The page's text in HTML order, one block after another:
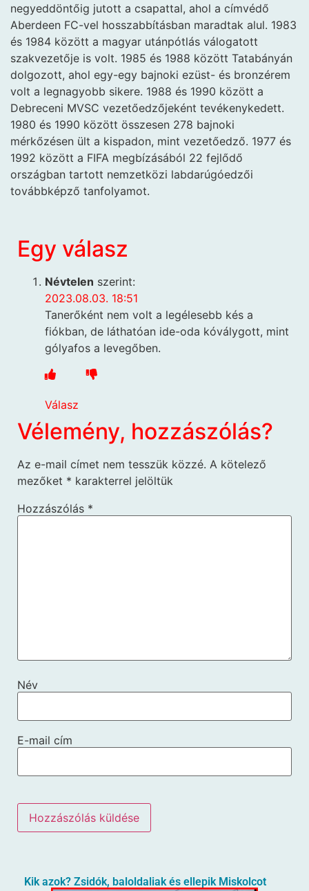
negyeddöntőig jutott a csapattal, ahol a címvédő
Aberdeen FC-vel hosszabbításban maradtak alul. 1983
és 1984 között a magyar utánpótlás válogatott
szakvezetője is volt. 1985 és 1988 között Tatabányán
dolgozott, ahol egy-egy bajnoki ezüst- és bronzérem
volt a legnagyobb sikere. 1988 és 1990 között a
Debreceni MVSC vezetőedzőjeként tevékenykedett.
1980 és 1990 között összesen 278 bajnoki
mérkőzésen ült a kispadon, mint vezetőedző. 1977 és
1992 között a FIFA megbízásából 22 fejlődő
országban tartott nemzetközi labdarúgóedzői
továbbképző tanfolyamot.
Egy válasz
Névtelen szerint:
2023.08.03. 18:51
Tanerőként nem volt a legélesebb kés a
fiókban, de láthatóan ide-oda kóválygott, mint
gólyafos a levegőben.
Válasz
Vélemény, hozzászólás?
Az e-mail címet nem tesszük közzé. A kötelező
mezőket * karakterrel jelöltük
Hozzászólás *
Név
E-mail cím
Kik azok? Zsidók, baloldaliak és ellepik Miskolcot